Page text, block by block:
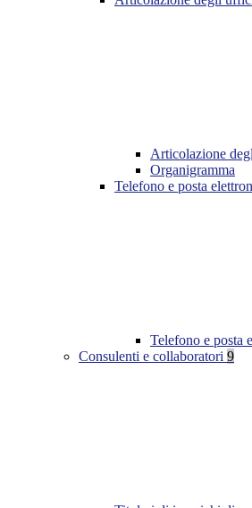
Articolazione
Organigramma
Telefono e posta
Telefono e posta
Consulenti e collaboratori 9